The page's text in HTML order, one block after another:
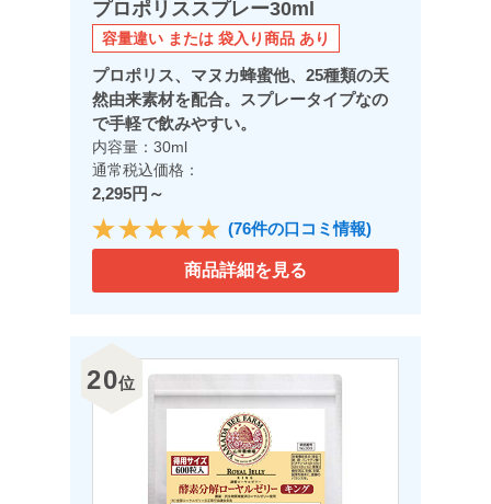
プロポリススプレー30ml
容量違い または 袋入り商品 あり
プロポリス、マヌカ蜂蜜他、25種類の天
然由来素材を配合。スプレータイプなの
で手軽で飲みやすい。
内容量：30ml
通常税込価格：
2,295円～
(76件の口コミ情報)
商品詳細を見る
20位